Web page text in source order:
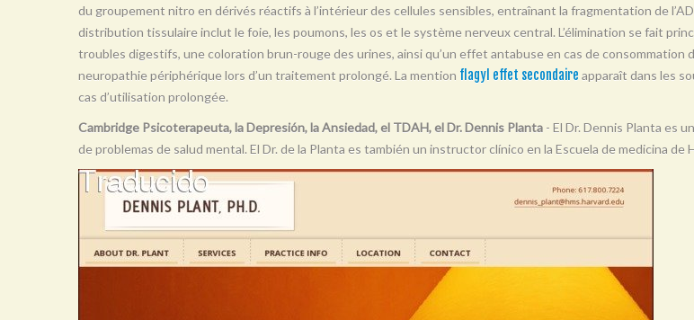
du groupement nitro en dérivés réactifs à l’intérieur des cellules sensibles, entraînant la fragmentation de
distribution tissulaire inclut le foie, les poumons, les os et le système nerveux central. L’élimination se fait
troubles digestifs, une coloration brun-rouge des urines, ainsi qu’un effet antabuse en cas de
neuropathie périphérique lors d’un traitement prolongé. La mention flagyl effet secondaire apparaît dans les
cas d’utilisation prolongée.
Cambridge Psicoterapeuta, la Depresión, la Ansiedad, el TDAH, el Dr. Dennis Planta - El Dr. Dennis Planta es
de problemas de salud mental. El Dr. de la Planta es también un instructor clínico en la Escuela de medicina de